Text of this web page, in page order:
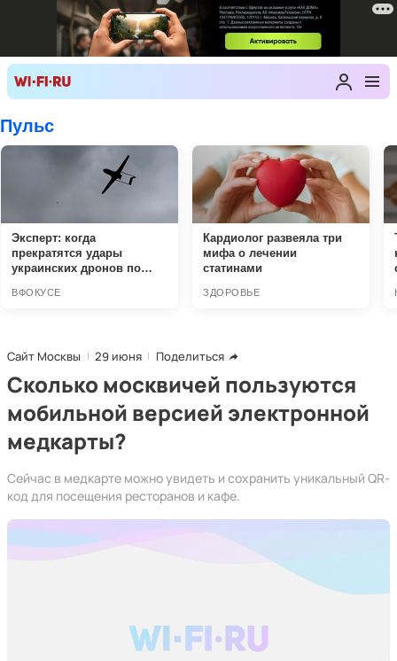
Сайт Москвы 29 июня Поделиться
Сколько москвичей пользуются
мобильной версией электронной
медкарты?
Сейчас в медкарте можно увидеть и сохранить уникальный QR-
код для посещения ресторанов и кафе.